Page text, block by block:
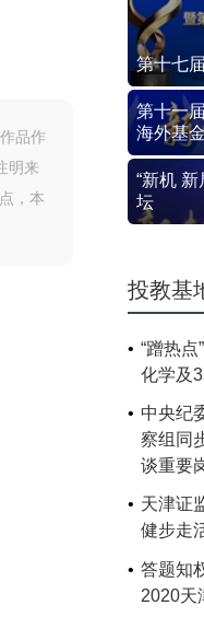
品作
明来
，本
第十七
第十一
海外基
“新机
坛
投教基
“蹭热
化学及
中央纪
察组同
谈重要
天津证
健步走
答题知
2020天